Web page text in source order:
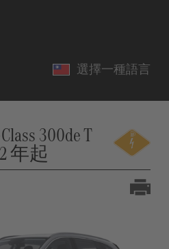
選擇一種語言
300de T
年起